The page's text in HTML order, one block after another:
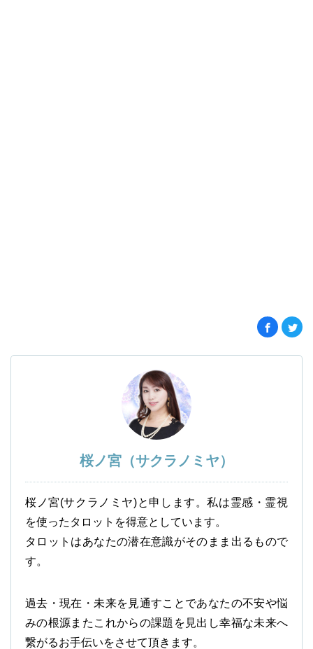
桜ノ宮（サクラノミヤ）
桜ノ宮(サクラノミヤ)と申します。私は霊感・霊視
を使ったタロットを得意としています。
タロットはあなたの潜在意識がそのまま出るもので
す。
過去・現在・未来を見通すことであなたの不安や悩
みの根源またこれからの課題を見出し幸福な未来へ
繋がるお手伝いをさせて頂きます。